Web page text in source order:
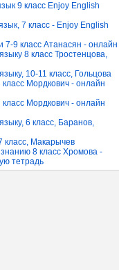
9 класс Enjoy English
7 класс - Enjoy English
7-9 класс Атанасян - онлайн
8 класс Тростенцова,
10-11 класс, Гольцова
класс Мордкович - онлайн
класс Мордкович - онлайн
6 класс, Баранов,
класс, Макарычев
8 класс Хромова -
тетрадь